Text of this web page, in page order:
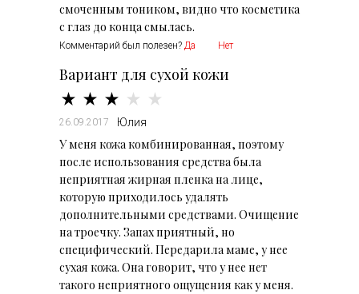
смоченным тоником, видно что косметика
Комментарий был полезен? Да Нет
Вариант для сухой кожи
26.09.2017 Юлия
У меня кожа комбинированная, поэтому
после использования средства была
неприятная жирная пленка на лице,
которую приходилось удалять
дополнительными средствами. Очищение
на троечку. Запах приятный, но
специфический. Передарила маме, у нее
сухая кожа. Она говорит, что у нее нет
такого неприятного ощущения как у меня.